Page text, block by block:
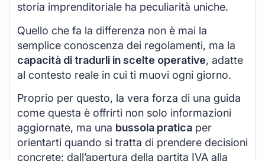
storia imprenditoriale ha peculiarità uniche.
Quello che fa la differenza non è mai la
semplice conoscenza dei regolamenti, ma la
capacità di tradurli in scelte operative, adatte
al contesto reale in cui ti muovi ogni giorno.
Proprio per questo, la vera forza di una guida
come questa è offrirti non solo informazioni
aggiornate, ma una bussola pratica per
orientarti quando si tratta di prendere decisioni
concrete: dall’apertura della partita IVA alla